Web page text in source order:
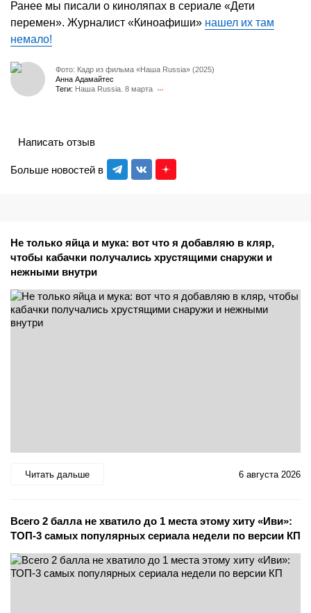
Ранее мы писали о киноляпах в сериале «Дети
перемен». Журналист «Киноафиши» нашел их там
немало!
Фото: Кадр из фильма «Наша Russia» (2025)
Анна Адамайтес
Теги: Наша Russia. 8 марта
Больше новостей в
Написать отзыв
Не только яйца и мука: вот что я добавляю в кляр,
чтобы кабачки получались хрустящими снаружи и
нежными внутри
Читать дальше 6 августа 2026
Всего 2 балла не хватило до 1 места этому хиту «Иви»:
ТОП-3 самых популярных сериала недели по версии КП